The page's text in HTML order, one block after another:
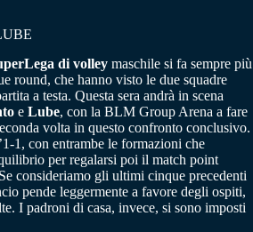
di volley maschile si fa sempre più
round, che hanno visto le due squadre
a testa. Questa sera andrà in scena
e Lube, con la BLM Group Arena a fare
volta in questo confronto conclusivo.
1, con entrambe le formazioni che
per regalarsi poi il match point
consideriamo gli ultimi cinque precedenti
pende leggermente a favore degli ospiti,
I padroni di casa, invece, si sono imposti